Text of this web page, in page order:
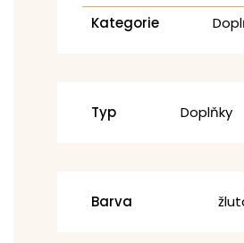
Kategorie
Typ Doplňky
Barva